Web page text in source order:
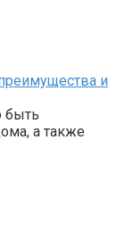
и
быть
а также